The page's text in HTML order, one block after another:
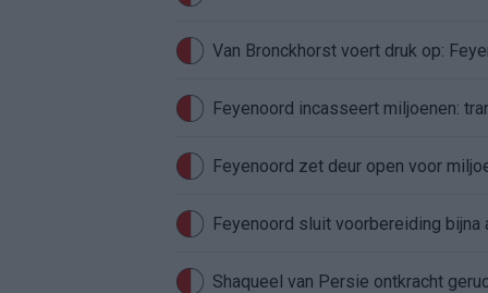
Van Bronckhorst voert druk op:
Feyenoord incasseert miljoenen:
Feyenoord zet deur open voor
Feyenoord sluit voorbereiding
Shaqueel van Persie ontkracht